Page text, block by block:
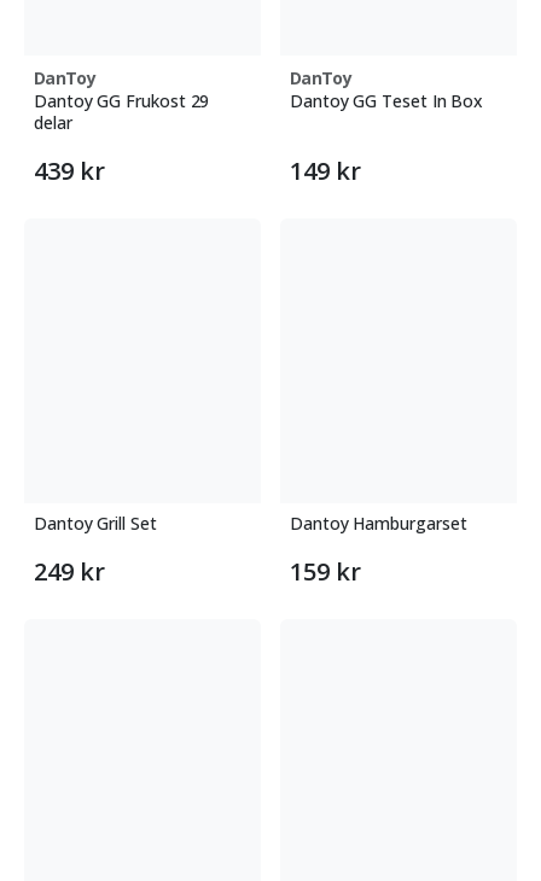
DanToy
Dantoy GG Frukost 29
delar
439 kr
DanToy
Dantoy GG Teset In Box
149 kr
Dantoy Grill Set
249 kr
Dantoy Hamburgarset
159 kr